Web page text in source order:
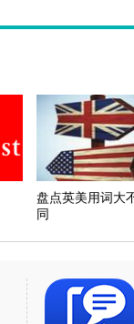
盘点英美用词大
同